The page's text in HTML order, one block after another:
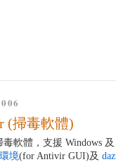
(掃毒軟體)
軟體，支援 Windows
境(for Antivir GUI)及